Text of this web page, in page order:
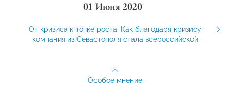
01 Июня 2020
От кризиса к точке роста. Как благодаря кризису
компания из Севастополя стала всероссийской
Особое мнение